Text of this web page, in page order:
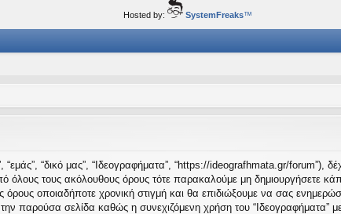
Hosted by: SystemFreaks™
“δικό μας”, “Ιδεογραφήματα”, “https://ideografhmata.gr/forum”),
όλους τους ακόλουθους όρους τότε παρακαλούμε μη δημιουργήσετε
όρους οποιαδήποτε χρονική στιγμή και θα επιδιώξουμε να σας
παρούσα σελίδα καθώς η συνεχιζόμενη χρήση του “Ιδεογραφήματα”